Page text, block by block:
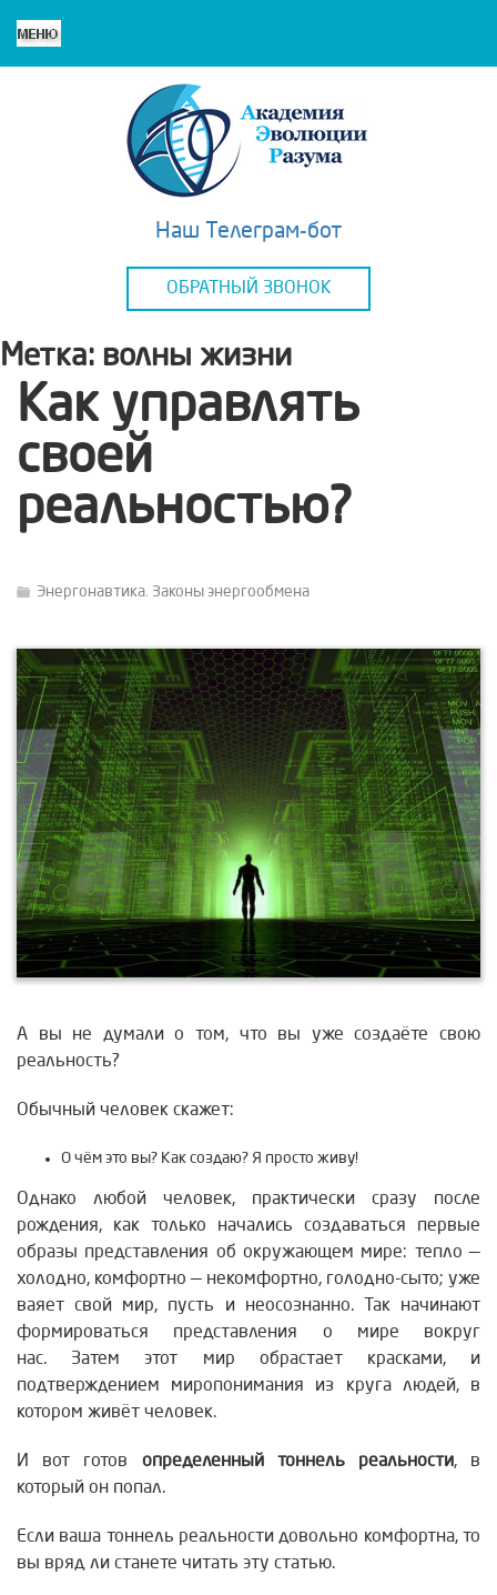
Наш Телеграм-бот
ОБРАТНЫЙ ЗВОНОК
Метка: волны жизни
Как управлять
своей
реальностью?
Энергонавтика. Законы энергообмена
А вы не думали о том, что вы уже создаёте свою
реальность?
Обычный человек скажет:
О чём это вы? Как создаю? Я просто живу!
Однако любой человек, практически сразу после
рождения, как только начались создаваться первые
образы представления об окружающем мире: тепло —
холодно, комфортно — некомфортно, голодно-сыто; уже
ваяет свой мир, пусть и неосознанно.
Так начинают
формироваться представления о мире вокруг
нас. Затем этот мир обрастает красками, и
подтверждением миропонимания из круга людей, в
котором живёт человек.
И вот готов определенный тоннель реальности, в
который он попал.
Если ваша тоннель реальности довольно комфортна, то
вы вряд ли станете читать эту статью.